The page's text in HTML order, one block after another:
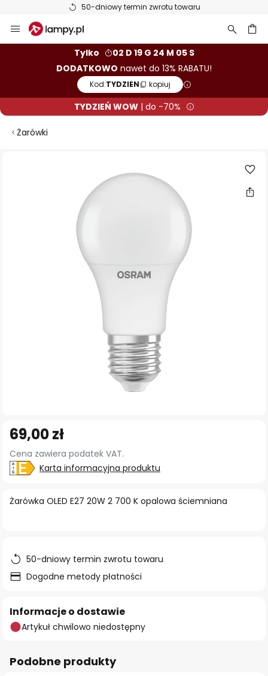
50-dniowy termin zwrotu towaru
Przejdź
do
Tylko
02 D 19 G 24 M 05 S
DODATKOWO nawet do 13% RABATU!
Kod:TYDZIEN kopiuj
TYDZIEŃ WOW| do -70%
Żarówki
na
początek
galerii
Żarówka OLED E27 20W 2 700 K opalowa ściemniana
69,00 zł
Cena zawiera podatek VAT.
Karta informacyjna produktu
50-dniowy termin zwrotu towaru
Dogodne metody płatności
Informacje o dostawie
Artykuł chwilowo niedostępny
Podobne produkty